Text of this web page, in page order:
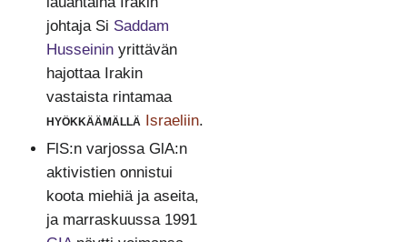
johtaja Si Saddam
Husseininyrittävän
hajottaa Irakin
vastaista rintamaa
hyökkäämällä Israeliin.
FlS:n varjossa GlA:n
aktivistien onnistui
koota miehiä ja aseita,
ja marraskuussa 1991